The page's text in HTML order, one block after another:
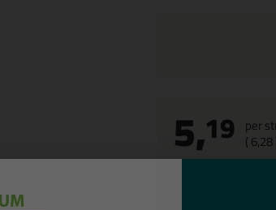
5,19 per
(6,28